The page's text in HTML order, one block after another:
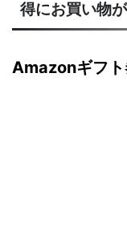
得にお買い物
Amazonギフト